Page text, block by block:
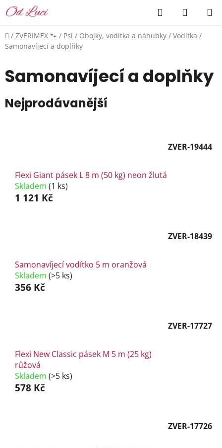
Přejít
na
obsah
Hledat
KOŠÍK
Domů
/ ZVERIMEX 🐾 / Psi / Obojky, vodítka a náhubky / Vodítka /
Samonavíjecí a doplňky
Samonavíjecí a doplňky
Nejprodávanější
ZVER-19444
Flexi Giant pásek L 8 m (50 kg) neon žlutá
Skladem (1 ks)
1 121 Kč
ZVER-18439
Samonavíjecí vodítko 5 m oranžová
Skladem (>5 ks)
356 Kč
ZVER-17727
Flexi New Classic pásek M 5 m (25 kg)
růžová
Skladem (>5 ks)
578 Kč
ZVER-17726